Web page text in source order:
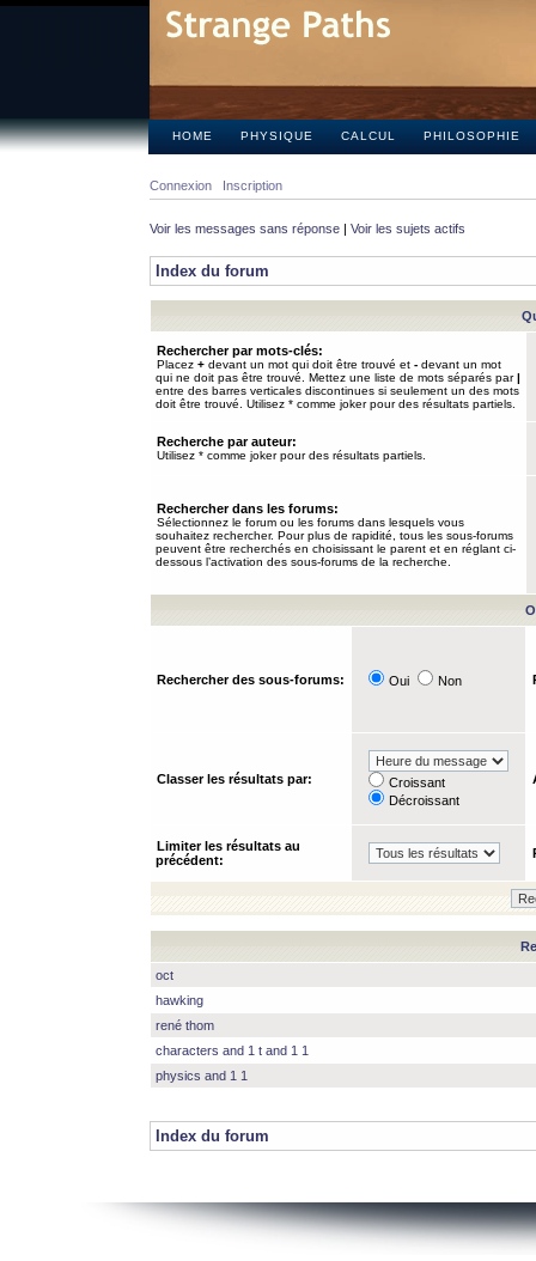
HOME PHYSIQUE CALCUL PHILOSOPHIE
Connexion Inscription
Voir les messages sans réponse | Voir les sujets actifs
Index du forum
Rechercher par mots-clés:
Placez + devant un mot qui doit être trouvé et - devant un mot
qui ne doit pas être trouvé. Mettez une liste de mots séparés par|
entre des barres verticales discontinues si seulement un des mots
doit être trouvé. Utilisez * comme joker pour des résultats partiels.
Recherche par auteur:
Utilisez * comme joker pour des résultats partiels.
Rechercher dans les forums:
Sélectionnez le forum ou les forums dans lesquels vous
souhaitez rechercher. Pour plus de rapidité, tous les sous-forums
peuvent être recherchés en choisissant le parent et en réglant ci-
dessous l’activation des sous-forums de la recherche.
Rechercher des sous-forums: Oui Non
Classer les résultats par:
Croissant
Décroissant
Limiter les résultats au
précédent:
oct
hawking
rené thom
characters and 1 t and 1 1
physics and 1 1
Index du forum